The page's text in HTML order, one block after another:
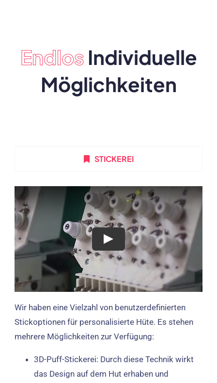
EndlosIndividuelle
Möglichkeiten
STICKEREI
Wir haben eine Vielzahl von benutzerdefinierten
Stickoptionen für personalisierte Hüte. Es stehen
mehrere Möglichkeiten zur Verfügung:
3D-Puff-Stickerei: Durch diese Technik wirkt
das Design auf dem Hut erhaben und